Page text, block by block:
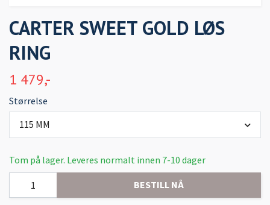
CARTER SWEET GOLD LØS
RING
1 479,-
Størrelse
115 MM
Tom på lager. Leveres normalt innen 7-10 dager
BESTILL NÅ